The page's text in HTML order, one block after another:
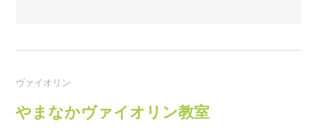
ヴァイオリン
やまなかヴァイオリン教室